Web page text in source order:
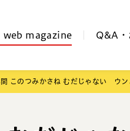
web magazine Q&A・
このつみかさね むだじゃない ウン